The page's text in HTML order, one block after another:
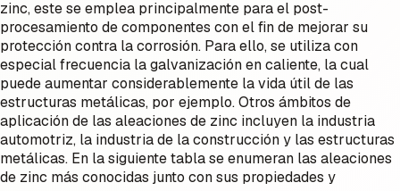
zinc, este se emplea principalmente para el post-
procesamiento de componentes con el fin de mejorar su
protección contra la corrosión. Para ello, se utiliza con
especial frecuencia la galvanización en caliente, la cual
puede aumentar considerablemente la vida útil de las
estructuras metálicas, por ejemplo. Otros ámbitos de
aplicación de las aleaciones de zinc incluyen la industria
automotriz, la industria de la construcción y las estructuras
metálicas. En la siguiente tabla se enumeran las aleaciones
de zinc más conocidas junto con sus propiedades y